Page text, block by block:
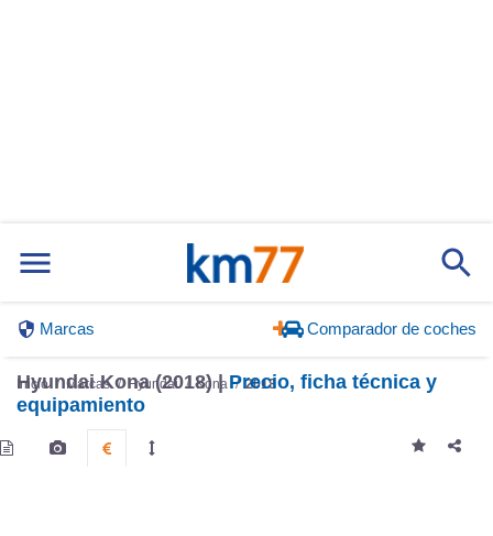
Marcas Comparador de coches
Inicio Marcas Hyundai Kona 2018
Hyundai Kona (2018) |Precio, ficha técnica y
equipamiento